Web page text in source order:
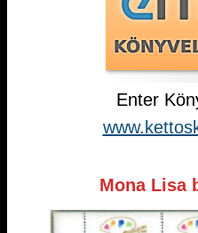
Enter
Mona Lisa